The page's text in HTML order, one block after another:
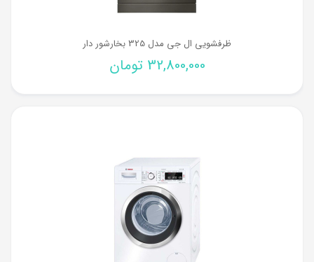
ظرفشویی ال جی مدل 325 بخارشور دار
32,800,000 تومان